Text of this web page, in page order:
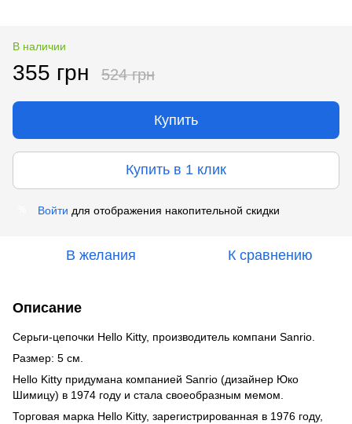
В наличии
355 грн 524 грн
Купить
Купить в 1 клик
Войти для отображения накопительной скидки
В желания К сравнению
Описание
Серьги-цепочки Hello Kitty, производитель компани Sanrio.
Размер: 5 см.
Hello Kitty придумана компанией Sanrio (дизайнер Юко
Шимицу) в 1974 году и стала своеобразным мемом.
Торговая марка Hello Kitty, зарегистрированная в 1976 году,